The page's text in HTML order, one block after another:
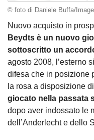
© foto di Daniele Buffa/
Nuovo acquisto in
Beydts è un nuovo
sottoscritto un
agosto 2008, l’esterno
difesa che in posizione
la rosa a disposizione
giocato nella passata
dopo aver indossato le
dell’Anderlecht e dello